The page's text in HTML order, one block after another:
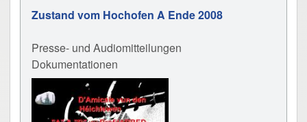
Zustand vom Hochofen A Ende 2008
Presse- und Audiomitteilungen
Dokumentationen